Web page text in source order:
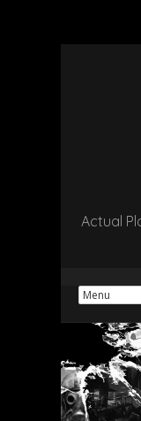
Actual